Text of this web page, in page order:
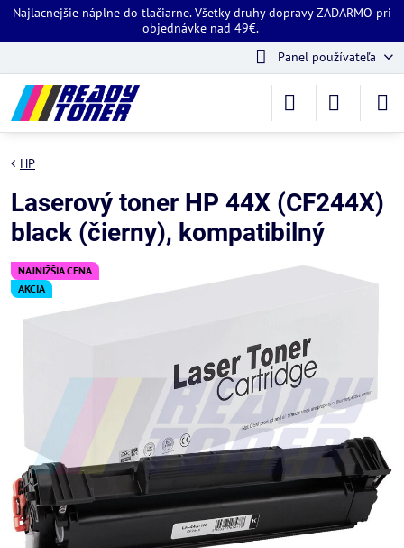
Najlacnejšie náplne do tlačiarne. Všetky druhy dopravy ZADARMO pri
objednávke nad 49€.
Panel používateľa
NAJNIŽŠIA CENA
AKCIA
HP
Laserový toner HP 44X (CF244X)
black (čierny), kompatibilný